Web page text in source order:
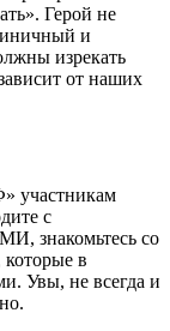
Герой не
и
изрекать
от наших
участникам
с
знакомьтесь со
в
Увы, не всегда и